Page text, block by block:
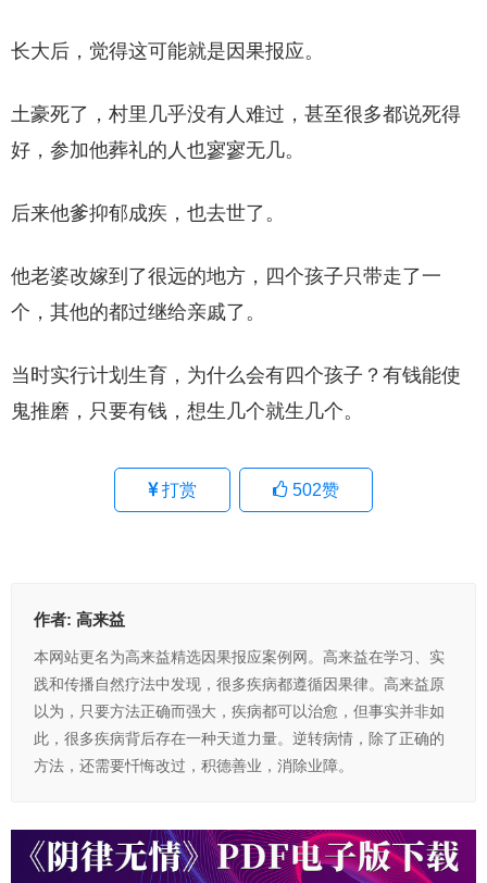
长大后，觉得这可能就是因果报应。
土豪死了，村里几乎没有人难过，甚至很多都说死得
好，参加他葬礼的人也寥寥无几。
后来他爹抑郁成疾，也去世了。
他老婆改嫁到了很远的地方，四个孩子只带走了一
个，其他的都过继给亲戚了。
当时实行计划生育，为什么会有四个孩子？有钱能使
鬼推磨，只要有钱，想生几个就生几个。
打赏 502赞
作者: 高来益
本网站更名为高来益精选因果报应案例网。高来益在学习、实
践和传播自然疗法中发现，很多疾病都遵循因果律。高来益原
以为，只要方法正确而强大，疾病都可以治愈，但事实并非如
此，很多疾病背后存在一种天道力量。逆转病情，除了正确的
方法，还需要忏悔改过，积德善业，消除业障。